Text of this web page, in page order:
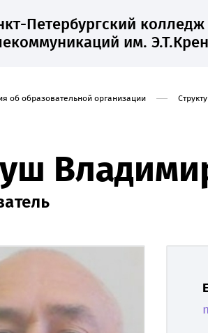
Петербургский колледж
им.
об образовательной организации